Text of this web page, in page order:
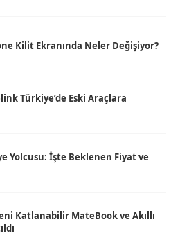
Kilit Ekranında Neler Değişiyor?
Türkiye’de Eski Araçlara
Yolcusu: İşte Beklenen Fiyat ve
Katlanabilir MateBook ve Akıllı